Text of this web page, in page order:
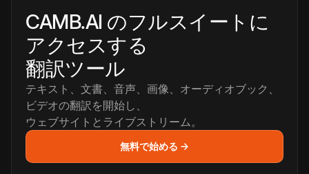
CAMB.AI のフルスイートに
アクセスする
翻訳ツール
テキスト、文書、音声、画像、オーディオブック、
ビデオの翻訳を開始し、
ウェブサイトとライブストリーム。
無料で始める →